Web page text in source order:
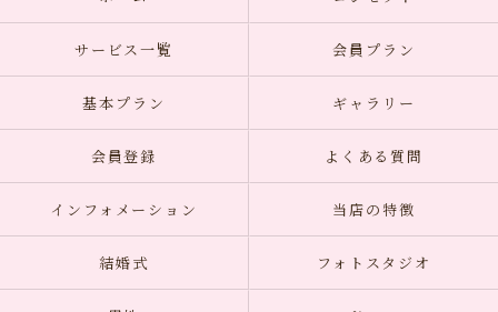
サービス一覧 会員プラン
基本プラン ギャラリー
会員登録 よくある質問
インフォメーション 当店の特徴
結婚式 フォトスタジオ